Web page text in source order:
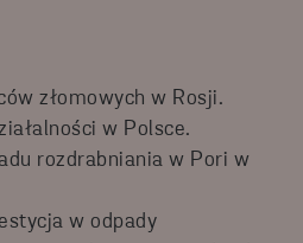
złomowych w Rosji.
w Polsce.
rozdrabniania w Pori w
w odpady